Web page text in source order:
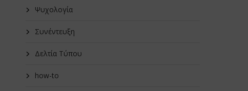
Ψυχολογία
Συνέντευξη
Δελτία Τύπου
how-to